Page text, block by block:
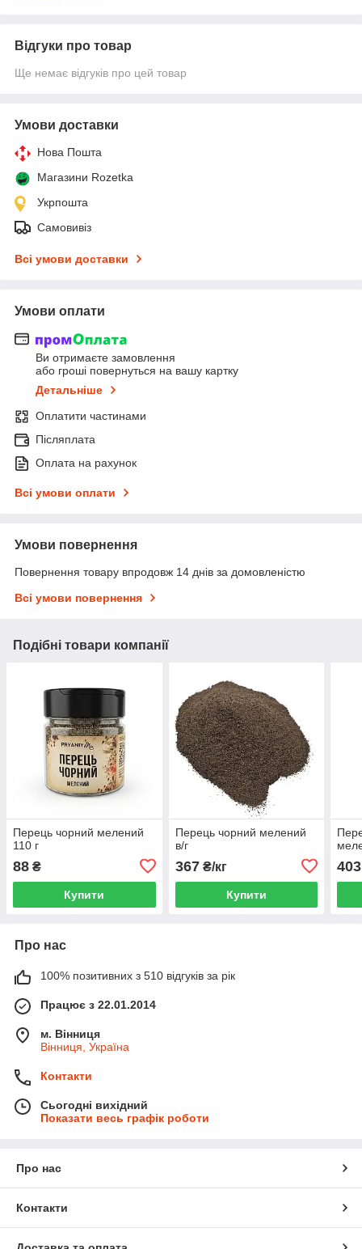
Відгуки про товар
Ще немає відгуків про цей товар
Умови доставки
Нова Пошта
Магазини Rozetka
Укрпошта
Самовивіз
Всі умови доставки
Умови оплати
Ви отримаєте замовлення
або гроші повернуться на вашу картку
Детальніше
Оплатити частинами
Післяплата
Оплата на рахунок
Всі умови оплати
Умови повернення
Повернення товару впродовж 14 днів за домовленістю
Всі умови повернення
Подібні товари компанії
Перець чорний мелений
110 г
88 ₴
Купити
Перець чорний мелений
в/г
367₴/кг
Купити
403
Про нас
100% позитивних з 510 відгуків за рік
Працює з 22.01.2014
м. Вінниця
Вінниця, Україна
Контакти
Сьогодні вихідний
Показати весь графік роботи
Про нас
Контакти